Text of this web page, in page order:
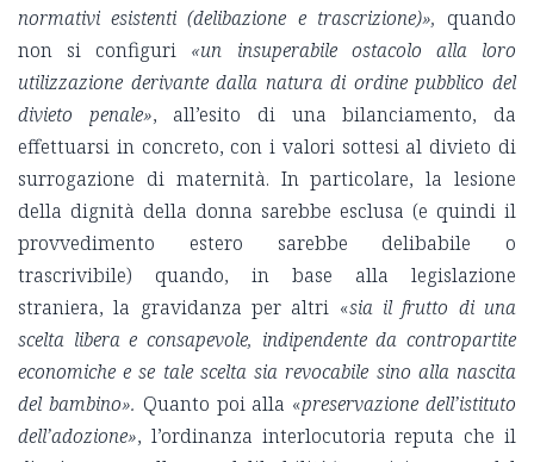
normativi esistenti (delibazione e trascrizione)», quando
non si configuri «un insuperabile ostacolo alla loro
utilizzazione derivante dalla natura di ordine pubblico del
divieto penale», all’esito di una bilanciamento, da
effettuarsi in concreto, con i valori sottesi al divieto di
surrogazione di maternità. In particolare, la lesione
della dignità della donna sarebbe esclusa (e quindi il
provvedimento estero sarebbe delibabile o
trascrivibile) quando, in base alla legislazione
straniera, la gravidanza per altri «sia il frutto di una
scelta libera e consapevole, indipendente da contropartite
economiche e se tale scelta sia revocabile sino alla nascita
del bambino». Quanto poi alla «preservazione dell’istituto
dell’adozione», l’ordinanza interlocutoria reputa che il